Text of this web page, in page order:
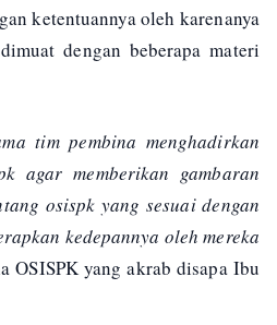
ketentuannya oleh karenanya
dengan beberapa materi
tim pembina menghadirkan
agar memberikan gambaran
osispk yang sesuai dengan
kedepannya oleh mereka
OSISPK yang akrab disapa Ibu